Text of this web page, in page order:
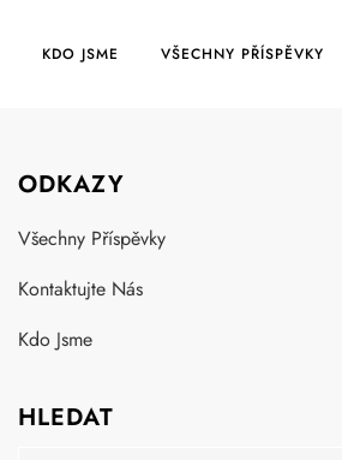
KDO JSME VŠECHNY PŘÍSPĚVKY
ODKAZY
Všechny Příspěvky
Kontaktujte Nás
Kdo Jsme
HLEDAT